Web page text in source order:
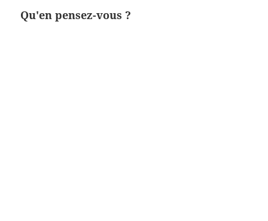
Qu'en pensez-vous ?